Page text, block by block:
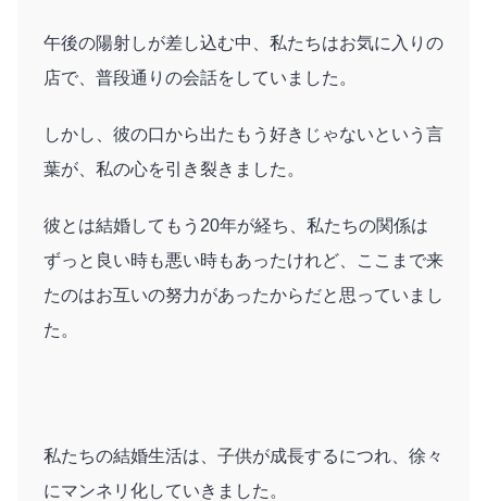
午後の陽射しが差し込む中、私たちはお気に入りの
店で、普段通りの会話をしていました。
しかし、彼の口から出たもう好きじゃないという言
葉が、私の心を引き裂きました。
彼とは結婚してもう20年が経ち、私たちの関係は
ずっと良い時も悪い時もあったけれど、ここまで来
たのはお互いの努力があったからだと思っていまし
た。
私たちの結婚生活は、子供が成長するにつれ、徐々
にマンネリ化していきました。